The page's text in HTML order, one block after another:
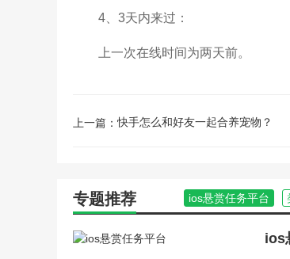
4、3天内来过：
上一次在线时间为两天前。
上一篇： 快手怎么和好友一起合养宠物？
专题推荐 ios悬赏任务平台
ios